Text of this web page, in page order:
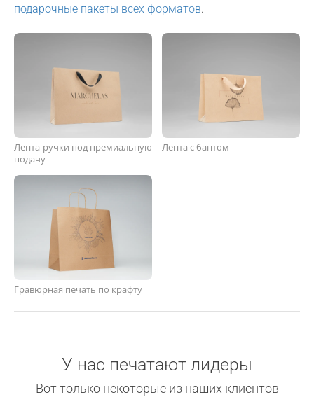
подарочные пакеты всех форматов.
Лента-ручки под премиальную
подачу
Лента с бантом
Гравюрная печать по крафту
У нас печатают лидеры
Вот только некоторые из наших клиентов